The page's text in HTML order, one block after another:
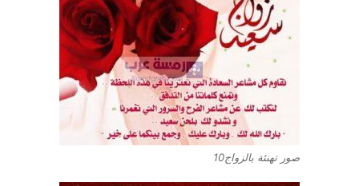
صور تهنئة بالزواج10